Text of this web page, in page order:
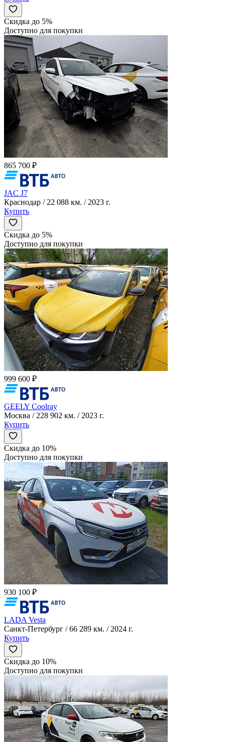
Скидка до 5%
Доступно для покупки
865 700 ₽
JAC J7
Краснодар / 22 088 км. / 2023 г.
Купить
Скидка до 5%
Доступно для покупки
999 600 ₽
GEELY Coolray
Москва / 228 902 км. / 2023 г.
Купить
Скидка до 10%
Доступно для покупки
930 100 ₽
LADA Vesta
Санкт-Петербург / 66 289 км. / 2024 г.
Купить
Скидка до 10%
Доступно для покупки